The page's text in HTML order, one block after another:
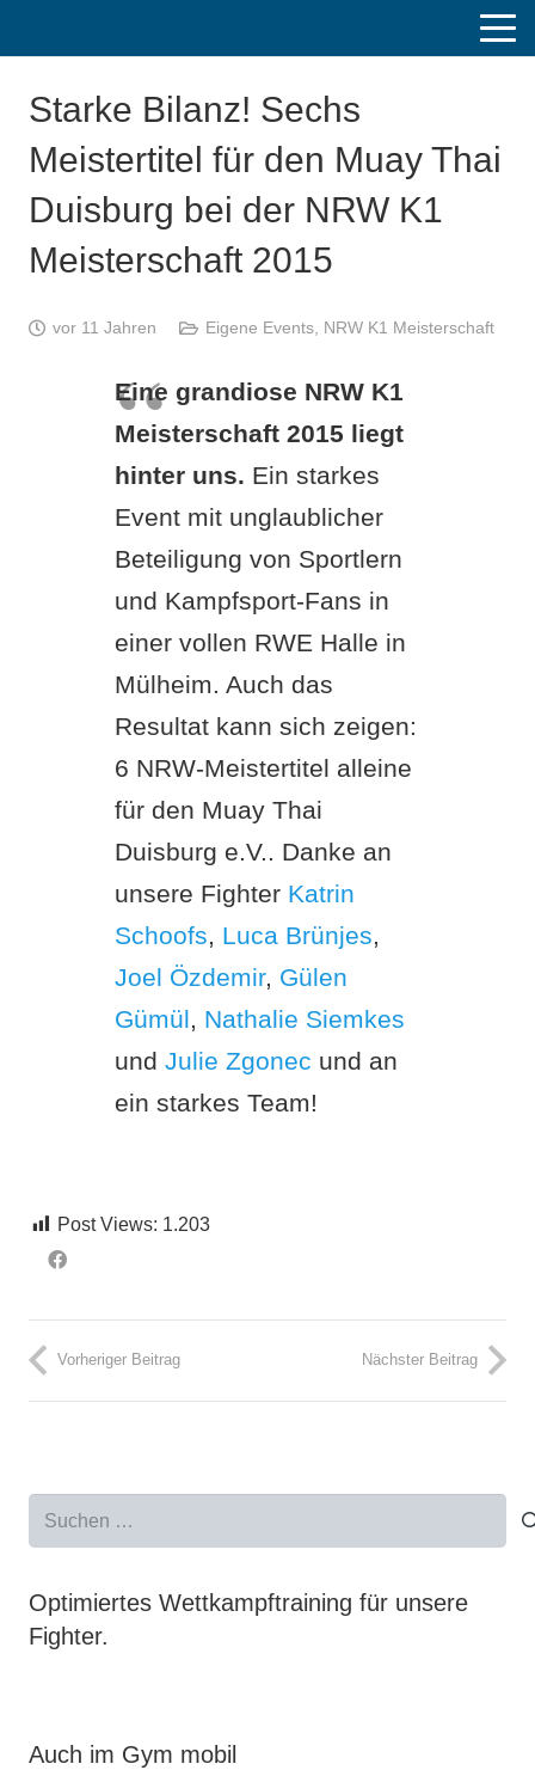
Starke Bilanz! Sechs
Meistertitel für den Muay Thai
Duisburg bei der NRW K1
Meisterschaft 2015
vor 11 Jahren Eigene Events, NRW K1 Meisterschaft
Eine grandiose NRW K1
Meisterschaft 2015 liegt
hinter uns. Ein starkes
Event mit unglaublicher
Beteiligung von Sportlern
und Kampfsport-Fans in
einer vollen RWE Halle in
Mülheim. Auch das
Resultat kann sich zeigen:
6 NRW-Meistertitel alleine
für den Muay Thai
Duisburg e.V.. Danke an
unsere Fighter Katrin
Schoofs, Luca Brünjes,
Joel Özdemir, Gülen
Gümül, Nathalie Siemkes
und Julie Zgonec und an
ein starkes Team!
Post Views: 1.203
Vorheriger Beitrag Nächster Beitrag
Optimiertes Wettkampftraining für unsere
Fighter.
Auch im Gym mobil